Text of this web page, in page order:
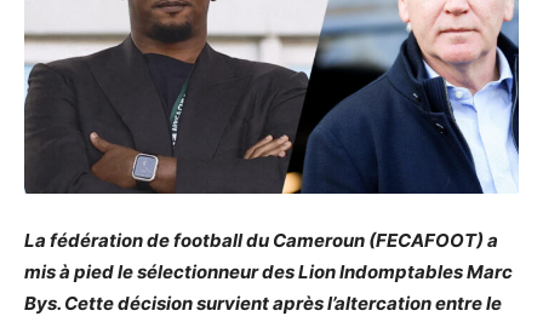
La fédération de football du Cameroun (FECAFOOT) a
mis à pied le sélectionneur des Lion Indomptables Marc
Bys. Cette décision survient après l’altercation entre le